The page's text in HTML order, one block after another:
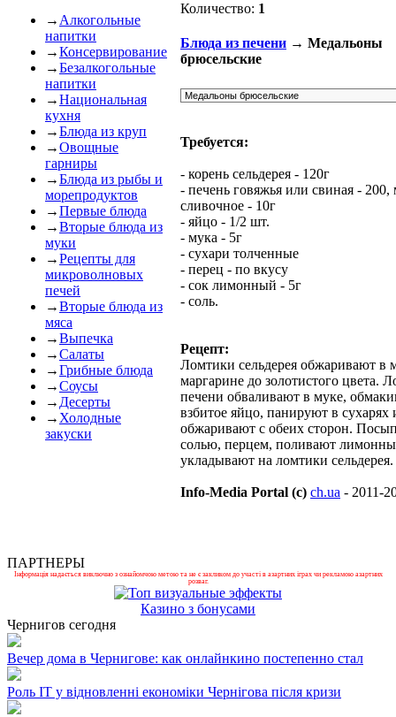
→ Алкогольные
напитки
→Консервирование
→Безалкогольные
напитки
→Национальная
кухня
→Блюда из круп
→Овощные
гарниры
→Блюда из рыбы и
морепродуктов
→Первые блюда
→Вторые блюда из
муки
→Рецепты для
микроволновых
печей
→Вторые блюда из
мяса
→Выпечка
→Салаты
→Грибные блюда
→Соусы
→ Десерты
→ Холодные
закуски
Количество: 1
Блюда из печени → Медальоны
брюсельские
Требуется:
- корень сельдерея - 120г
- печень говяжья или свиная - 200,
сливочное - 10г
- яйцо - 1/2 шт.
- мука - 5г
- сухари толченные
- перец - по вкусу
- сок лимонный - 5г
- соль.
Рецепт:
Ломтики сельдерея обжаривают в
маргарине до золотистого цвета.
печени обваливают в муке,
взбитое яйцо, панируют в сухарях
обжаривают с обеих сторон.
солью, перцем, поливают
укладывают на ломтики сельдерея.
Info-Media Portal (c) ch.ua - 2011-
ПАРТНЕРЫ
Інформація надається виключно з ознайомчою метою та не є закликом до участі в азартних іграх чи рекламою азартних
розваг.
Казино з бонусами
Чернигов сегодня
Вечер дома в Чернигове: как онлайнкино постепенно стал
Роль ІТ у відновленні економіки Чернігова після кризи